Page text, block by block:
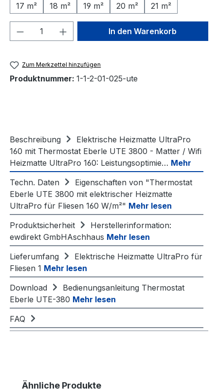
17 m²
18 m² 19 m² 20 m² 21 m²
Produkt Anzahl: Gib denIn den Warenkorb
Zum Merkzettel hinzufügen
Produktnummer: 1-1-2-01-025-ute
Beschreibung
Elektrische Heizmatte UltraPro
160 mit Thermostat Eberle UTE 3800 - Matter / Wifi
Heizmatte UltraPro 160: Leistungsoptimie… Mehr
Techn. Daten
Eigenschaften von "Thermostat
Eberle UTE 3800 mit elektrischer Heizmatte
UltraPro für Fliesen 160 W/m²" Mehr lesen
Produktsicherheit
Herstellerinformation:
ewdirekt GmbHAschhaus Mehr lesen
Lieferumfang
Elektrische Heizmatte UltraPro für
Fliesen 1 Mehr lesen
Download
Bedienungsanleitung Thermostat
Eberle UTE-380 Mehr lesen
FAQ
Produktgalerie überspringen
Ähnliche Produkte